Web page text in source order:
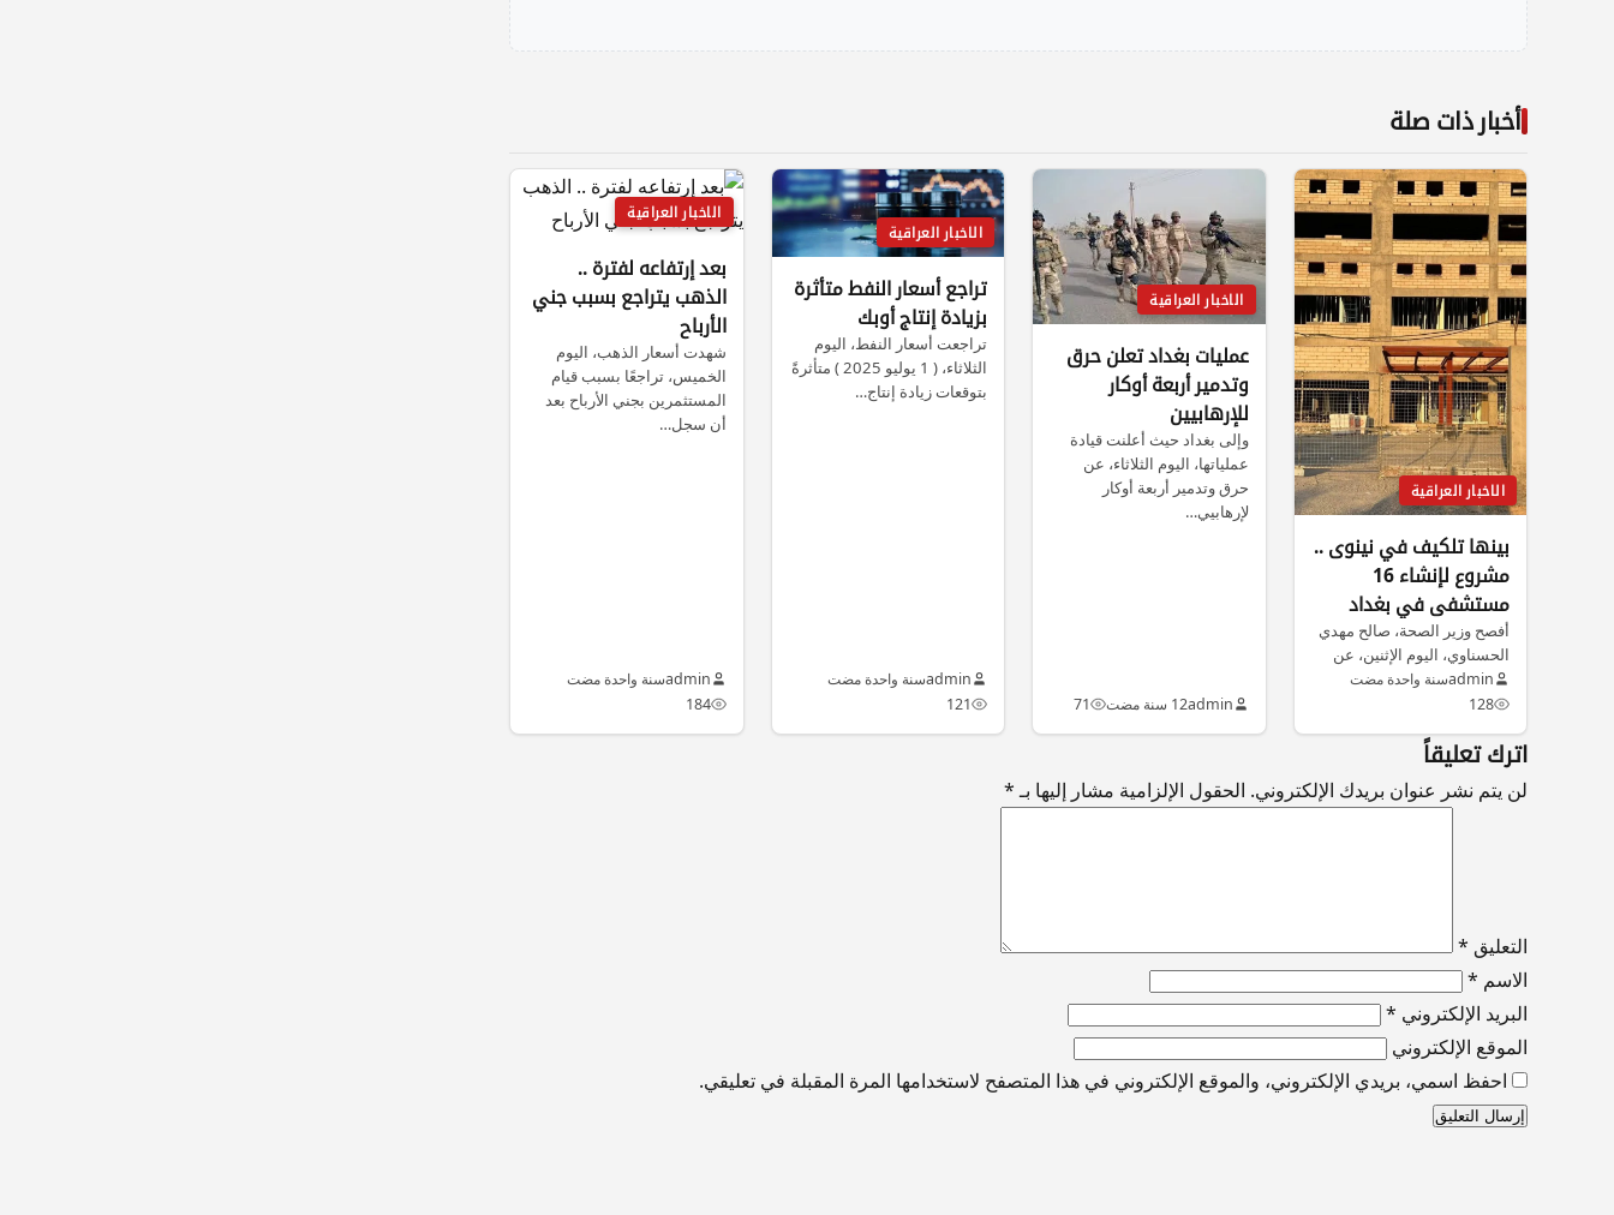
أخبار ذات صلة
الاخبار العراقية
بينها تلكيف في نينوى ..
مشروع لإنشاء 16
مستشفى في بغداد
والمحافظات
أفصح وزير الصحة، صالح مهدي
الحسناوي، اليوم الإثنين، عن
مشروع لإنشاء 16 مستشفى
في…
adminسنة واحدة مضت
128
الاخبار العراقية
عمليات بغداد تعلن حرق
وتدمير أربعة أوكار
للإرهابيين
وإلى بغداد حيث أعلنت قيادة
عملياتها، اليوم الثلاثاء، عن
حرق وتدمير أربعة أوكار
لإرهابيي…
admin12 سنة مضت 71
الاخبار العراقية
تراجع أسعار النفط متأثرة
بزيادة إنتاج أوبك
تراجعت أسعار النفط، اليوم
الثلاثاء، ( 1 يوليو 2025 ) متأثرةً
بتوقعات زيادة إنتاج…
adminسنة واحدة مضت
121
الاخبار العراقية
بعد إرتفاعه لفترة ..
الذهب يتراجع بسبب جني
الأرباح
شهدت أسعار الذهب، اليوم
الخميس، تراجعًا بسبب قيام
المستثمرين بجني الأرباح بعد
أن سجل…
adminسنة واحدة مضت
184
اترك تعليقاً
لن يتم نشر عنوان بريدك الإلكتروني. الحقول الإلزامية مشار إليها بـ*
التعليق *
الاسم *
البريد الإلكتروني *
الموقع الإلكتروني
احفظ اسمي، بريدي الإلكتروني، والموقع الإلكتروني في هذا المتصفح لاستخدامها المرة المقبلة في تعليقي.